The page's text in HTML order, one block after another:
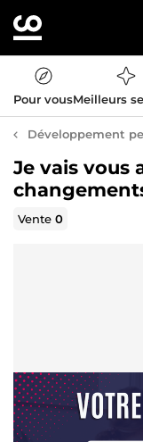
Pour vousMeilleurs
Développement
Je vais vous
Vente0